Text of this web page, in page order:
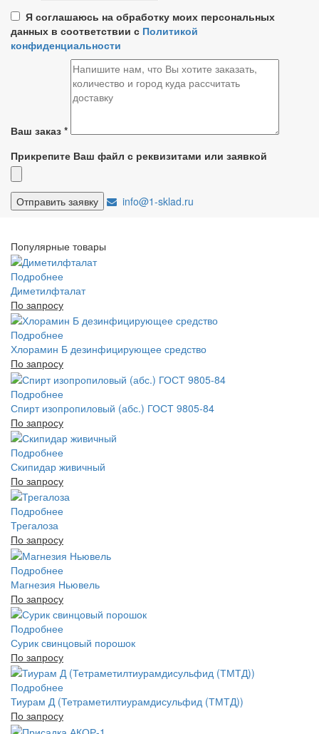
Я соглашаюсь на обработку моих персональных
данных в соответствии с Политикой
конфиденциальности
Ваш заказ *
Прикрепите Ваш файл с реквизитами или заявкой
info@1-sklad.ru
Популярные товары
Подробнее
Диметилфталат
По запросу
Подробнее
Хлорамин Б дезинфицирующее средство
По запросу
Подробнее
Спирт изопропиловый (абс.) ГОСТ 9805-84
По запросу
Подробнее
Скипидар живичный
По запросу
Подробнее
Трегалоза
По запросу
Подробнее
Магнезия Ньювель
По запросу
Подробнее
Сурик свинцовый порошок
По запросу
Подробнее
Тиурам Д (Тетраметилтиурамдисульфид (ТМТД))
По запросу